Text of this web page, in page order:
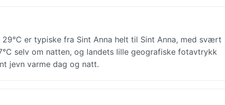
er typiske fra Sint Anna helt til Sint Anna, med svært
selv om natten, og landets lille geografiske fotavtrykk
jevn varme dag og natt.